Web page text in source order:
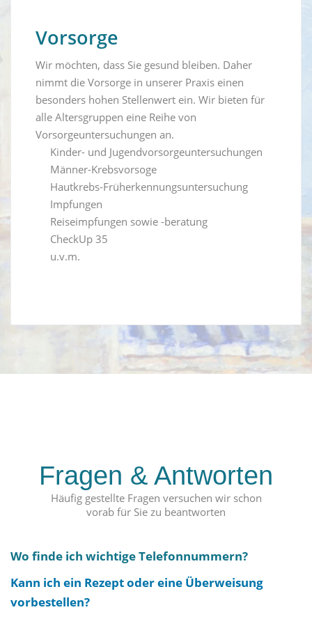
Vorsorge
Wir möchten, dass Sie gesund bleiben. Daher
nimmt die Vorsorge in unserer Praxis einen
besonders hohen Stellenwert ein. Wir bieten für
alle Altersgruppen eine Reihe von
Vorsorgeuntersuchungen an.
Kinder- und Jugendvorsorgeuntersuchungen
Männer-Krebsvorsoge
Hautkrebs-Früherkennungsuntersuchung
Impfungen
Reiseimpfungen sowie -beratung
CheckUp 35
u.v.m.
Fragen & Antworten
Häufig gestellte Fragen versuchen wir schon
vorab für Sie zu beantworten
Wo finde ich wichtige Telefonnummern?
Kann ich ein Rezept oder eine Überweisung
vorbestellen?